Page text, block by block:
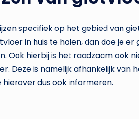
specifiek op het gebied van
in huis te halen, dan doe je er
Ook hierbij is het raadzaam ook
Deze is namelijk afhankelijk van
dus ook informeren.